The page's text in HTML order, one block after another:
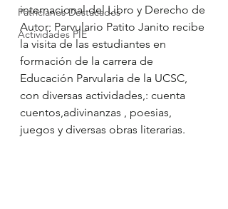
Patricianos Destacados
Actividades PIE
internacional del Libro y Derecho de
Autor; Parvulario Patito Janito recibe
la visita de las estudiantes en
formación de la carrera de
Educación Parvularia de la UCSC,
con diversas actividades,: cuenta
cuentos,adivinanzas , poesias,
juegos y diversas obras literarias.